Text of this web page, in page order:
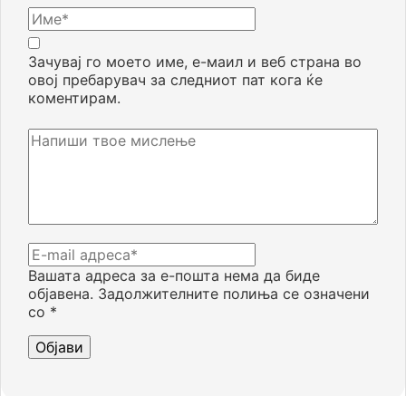
Вашата адреса за е-пошта нема да биде
објавена. Задолжителните полиња се означени
со *
Зачувај го моето име, е-маил и веб страна во
овој пребарувач за следниот пат кога ќе
коментирам.